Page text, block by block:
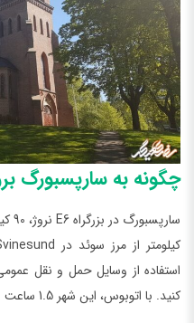
چگونه به سارپسبورگ
استفاده از وسایل حمل و نقل
کنید. با اتوبوس، این شهر 1.5 ساعت از اسلو فاصله دارد.